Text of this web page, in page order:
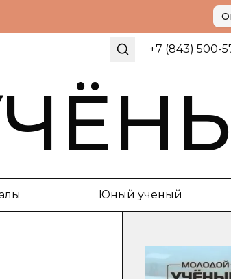
+7 (843) 500-
Юный ученый